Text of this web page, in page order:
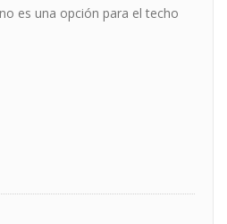
es una opción para el techo